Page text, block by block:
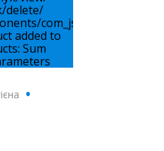
delete/
com_jshopping/files/
added to
Sum
.